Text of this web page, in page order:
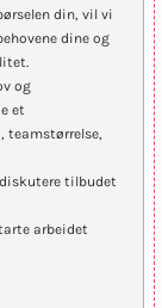
din, vil vi
dine og
og
et
teamstørrelse,
tilbudet
arbeidet